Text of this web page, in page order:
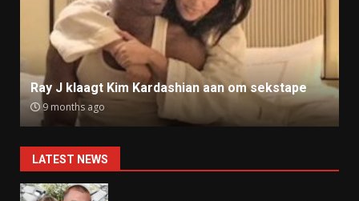
Ray J klaagt Kim Kardashian aan om sekstape
9 months ago
LATEST NEWS